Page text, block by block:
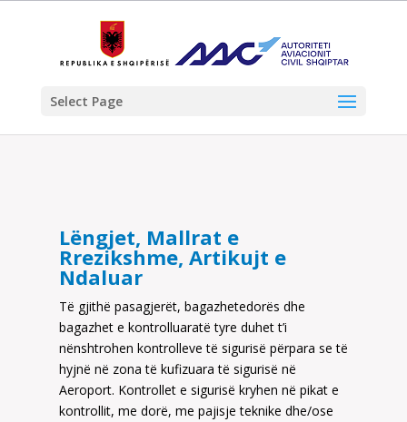
Select Page
Lëngjet, Mallrat e
Rrezikshme, Artikujt e
Ndaluar
Të gjithë pasagjerët, bagazhetedorës dhe
bagazhet e kontrolluaratë tyre duhet t’i
nënshtrohen kontrolleve të sigurisë përpara se të
hyjnë në zona të kufizuara të sigurisë në
Aeroport. Kontrollet e sigurisë kryhen në pikat e
kontrollit, me dorë, me pajisje teknike dhe/ose